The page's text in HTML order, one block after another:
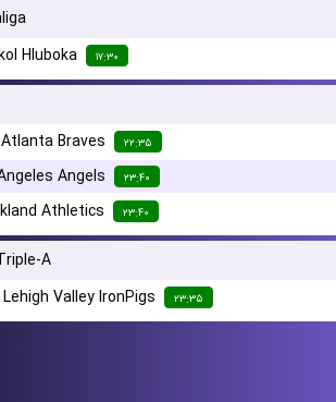
Hluboka ۱۷:۳۰
Atlanta Braves ۲۲:۳۵
Angels ۲۳:۴۰
Athletics ۲۳:۴۰
A
Lehigh Valley IronPigs ۲۳:۳۵